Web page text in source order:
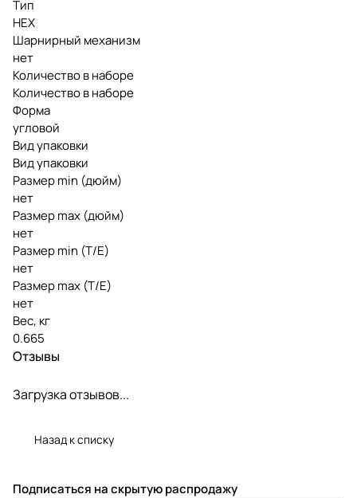
Тип
HEX
Шарнирный механизм
нет
Количество в наборе
Количество в наборе
Форма
угловой
Вид упаковки
Вид упаковки
Размер min (дюйм)
нет
Размер max (дюйм)
нет
Размер min (Т/E)
нет
Размер max (T/E)
нет
Вес, кг
0.665
Отзывы
Загрузка отзывов...
Назад к списку
Подписаться на скрытую распродажу